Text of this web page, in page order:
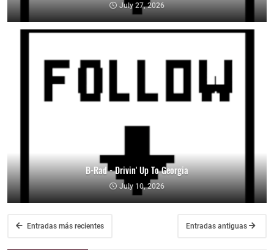
July 27, 2026
B-Rad - Drivin' Up To Georgia
July 10, 2026
Entradas más recientes Entradas antiguas